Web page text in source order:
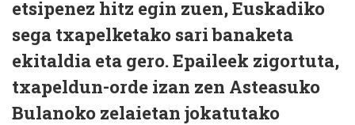
etsipenez hitz egin zuen, Euskadiko
sega txapelketako sari banaketa
ekitaldia eta gero. Epaileek zigortuta,
txapeldun-orde izan zen Asteasuko
Bulanoko zelaietan jokatutako